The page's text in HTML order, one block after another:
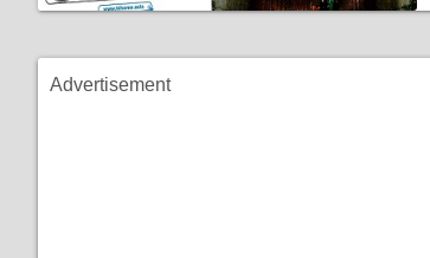
Advertisement